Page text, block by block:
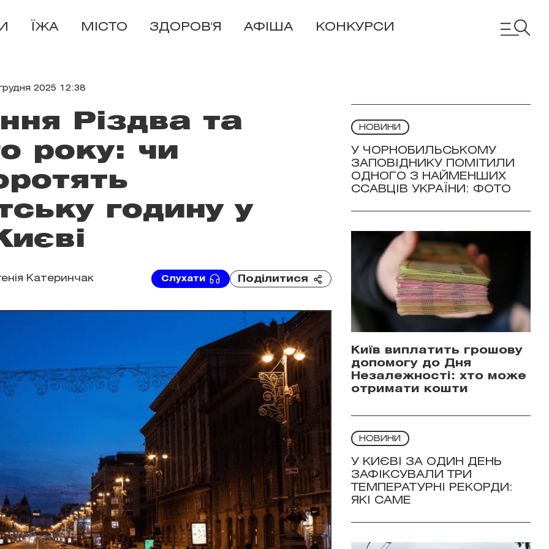
ЇЖА МІСТО ЗДОРОВ'Я АФІША КОНКУРСИ
2025 12:38
Різдва та
року: чи
годину у
Катеринчак Слухати Поділитися
НОВИНИ
У ЧОРНОБИЛЬСЬКОМУ
ЗАПОВІДНИКУ ПОМІТИЛИ
ОДНОГО З НАЙМЕНШИХ
ССАВЦІВ УКРАЇНИ: ФОТО
Київ виплатить грошову
допомогу до Дня
Незалежності: хто може
отримати кошти
НОВИНИ
У КИЄВІ ЗА ОДИН ДЕНЬ
ЗАФІКСУВАЛИ ТРИ
ТЕМПЕРАТУРНІ РЕКОРДИ:
ЯКІ САМЕ